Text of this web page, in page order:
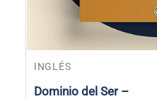
INGLÉS
Dominio del Ser –